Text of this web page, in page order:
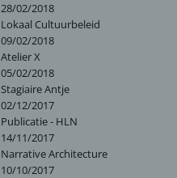
28/02/2018
Lokaal Cultuurbeleid
09/02/2018
Atelier X
05/02/2018
Stagiaire Antje
02/12/2017
Publicatie - HLN
14/11/2017
Narrative Architecture
10/10/2017